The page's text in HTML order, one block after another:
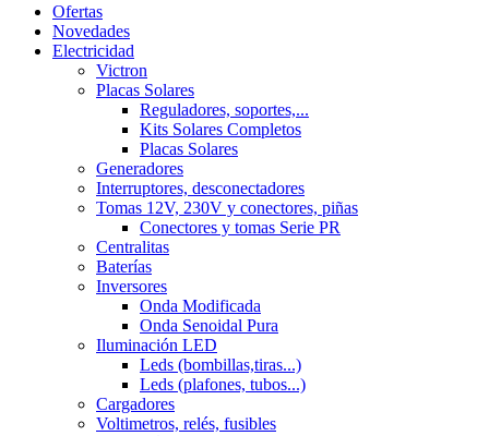
Ofertas
Novedades
Electricidad
Victron
Placas Solares
Reguladores, soportes,...
Kits Solares Completos
Placas Solares
Generadores
Interruptores, desconectadores
Tomas 12V, 230V y conectores, piñas
Conectores y tomas Serie PR
Centralitas
Baterías
Inversores
Onda Modificada
Onda Senoidal Pura
Iluminación LED
Leds (bombillas,tiras...)
Leds (plafones, tubos...)
Cargadores
Voltimetros, relés, fusibles